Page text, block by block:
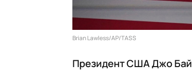
Brian Lawless/AP/TASS
Президент США Джо